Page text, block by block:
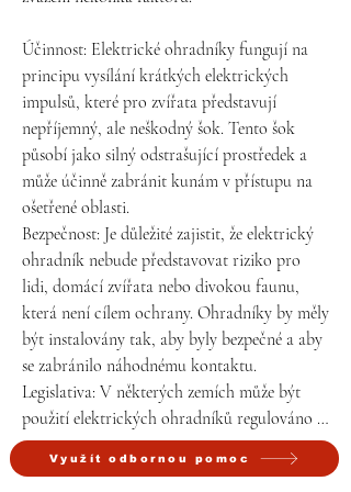
Účinnost: Elektrické ohradníky fungují na
principu vysílání krátkých elektrických
impulsů, které pro zvířata představují
nepříjemný, ale neškodný šok. Tento šok
působí jako silný odstrašující prostředek a
může účinně zabránit kunám v přístupu na
ošetřené oblasti.
Bezpečnost: Je důležité zajistit, že elektrický
ohradník nebude představovat riziko pro
lidi, domácí zvířata nebo divokou faunu,
která není cílem ochrany. Ohradníky by měly
být instalovány tak, aby byly bezpečné a aby
se zabránilo náhodnému kontaktu.
Legislativa: V některých zemích může být
použití elektrických ohradníků regulováno
zákonem, zvláště ve městských oblastech. Je
důležité zkontrolovat místní předpisy a
Využít odbornou pomoc